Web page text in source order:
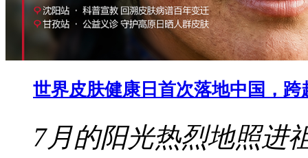
世界皮肤健康日首次落地中国，
7月的阳光热烈地照进